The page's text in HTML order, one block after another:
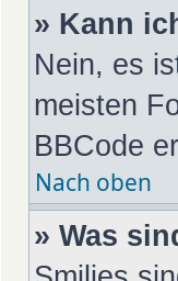
» Kann
Nein, es
meisten
BBCode
Nach oben
» Was